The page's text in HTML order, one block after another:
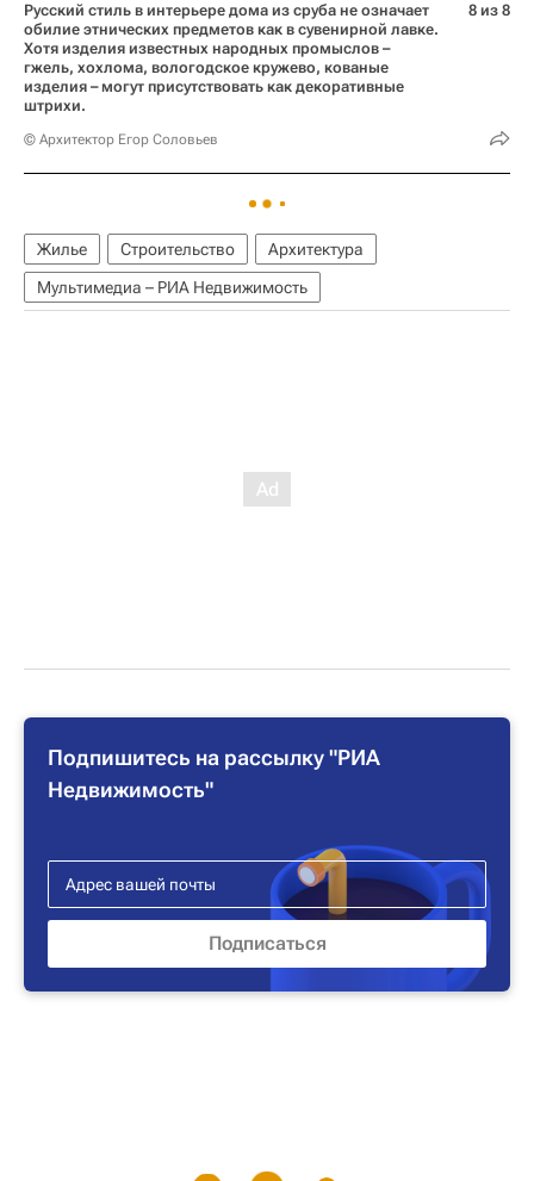
Русский стиль в интерьере дома из сруба не означает
обилие этнических предметов как в сувенирной лавке.
Хотя изделия известных народных промыслов –
гжель, хохлома, вологодское кружево, кованые
изделия – могут присутствовать как декоративные
штрихи.
© Архитектор Егор Соловьев
8 из 8
Жилье Строительство
Архитектура
Мультимедиа – РИА Недвижимость
Подпишитесь на рассылку "РИА
Недвижимость"